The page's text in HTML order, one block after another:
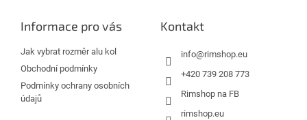
Informace pro vás
Jak vybrat rozměr alu kol
Obchodní podmínky
Podmínky ochrany osobních
údajů
Kontakt
info@rimshop.eu
+420 739 208 773
Rimshop na FB
rimshop.eu